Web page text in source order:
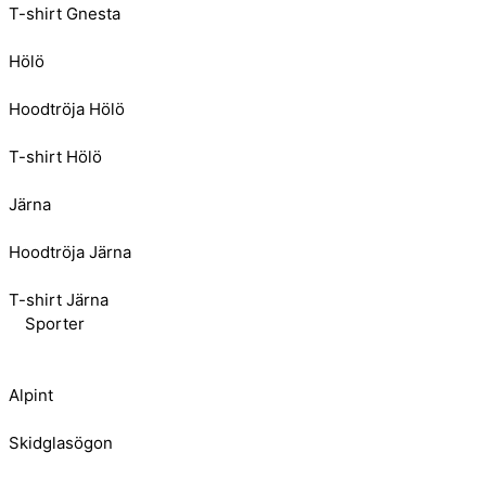
T-shirt Gnesta
Hölö
Hoodtröja Hölö
T-shirt Hölö
Järna
Hoodtröja Järna
T-shirt Järna
Sporter
Alpint
Skidglasögon